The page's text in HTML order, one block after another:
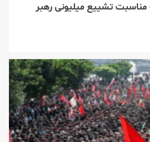
مناسبت تشییع میلیونی رهبر